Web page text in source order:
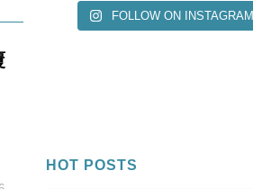
FOLLOW ON INSTAGRAM
HOT POSTS